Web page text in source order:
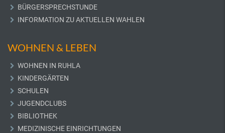
BÜRGERSPRECHSTUNDE
INFORMATION ZU AKTUELLEN WAHLEN
WOHNEN & LEBEN
WOHNEN IN RUHLA
KINDERGÄRTEN
SCHULEN
JUGENDCLUBS
BIBLIOTHEK
MEDIZINISCHE EINRICHTUNGEN